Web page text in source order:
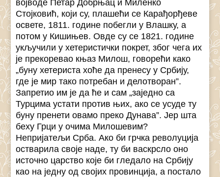
војводе Петар Добрњац и Миленко
Стојковић, који су, плашећи се Карађорђеве
освете, 1811. године побегли у Влашку, а
потом у Кишињев. Овде су се 1821. године
укључили у хетеристички покрет, због чега их
је прекоревао књаз Милош, говорећи како
„буну хетериста хоће да пренесу у Србију,
где је мир тако потребан и делотворан”.
Запретио им је да ће и сам „заједно са
Турцима устати против њих, ако се усуде ту
буну пренети овамо преко Дунава”. Јер шта
беху Грци у очима Милошевим?
Непријатељи Срба. Ако би грчка револуција
остварила своје наде, ту би васкрсло оно
источно царство које би гледало на Србију
као на једну од својих провинција, а постало